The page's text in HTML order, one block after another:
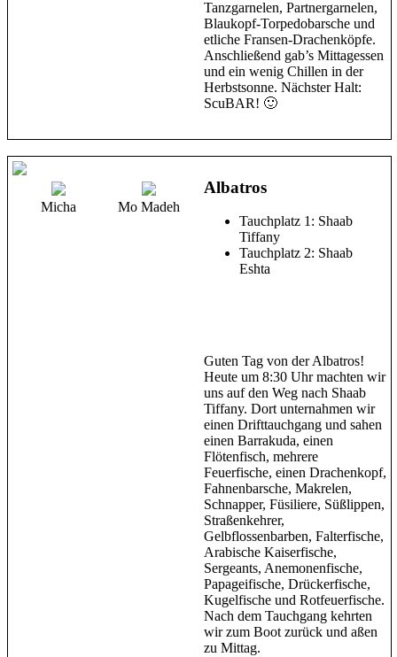
Tanzgarnelen, Partnergarnelen,
Blaukopf-Torpedobarsche und
etliche Fransen-Drachenköpfe.
Anschließend gab’s Mittagessen
und ein wenig Chillen in der
Herbstsonne. Nächster Halt:
ScuBAR! 🙂
Micha Mo Madeh
Albatros
Tauchplatz 1: Shaab
Tiffany
Tauchplatz 2: Shaab
Eshta
Guten Tag von der Albatros!
Heute um 8:30 Uhr machten wir
uns auf den Weg nach Shaab
Tiffany. Dort unternahmen wir
einen Drifttauchgang und sahen
einen Barrakuda, einen
Flötenfisch, mehrere
Feuerfische, einen Drachenkopf,
Fahnenbarsche, Makrelen,
Schnapper, Füsiliere, Süßlippen,
Straßenkehrer,
Gelbflossenbarben, Falterfische,
Arabische Kaiserfische,
Sergeants, Anemonenfische,
Papageifische, Drückerfische,
Kugelfische und Rotfeuerfische.
Nach dem Tauchgang kehrten
wir zum Boot zurück und aßen
zu Mittag.